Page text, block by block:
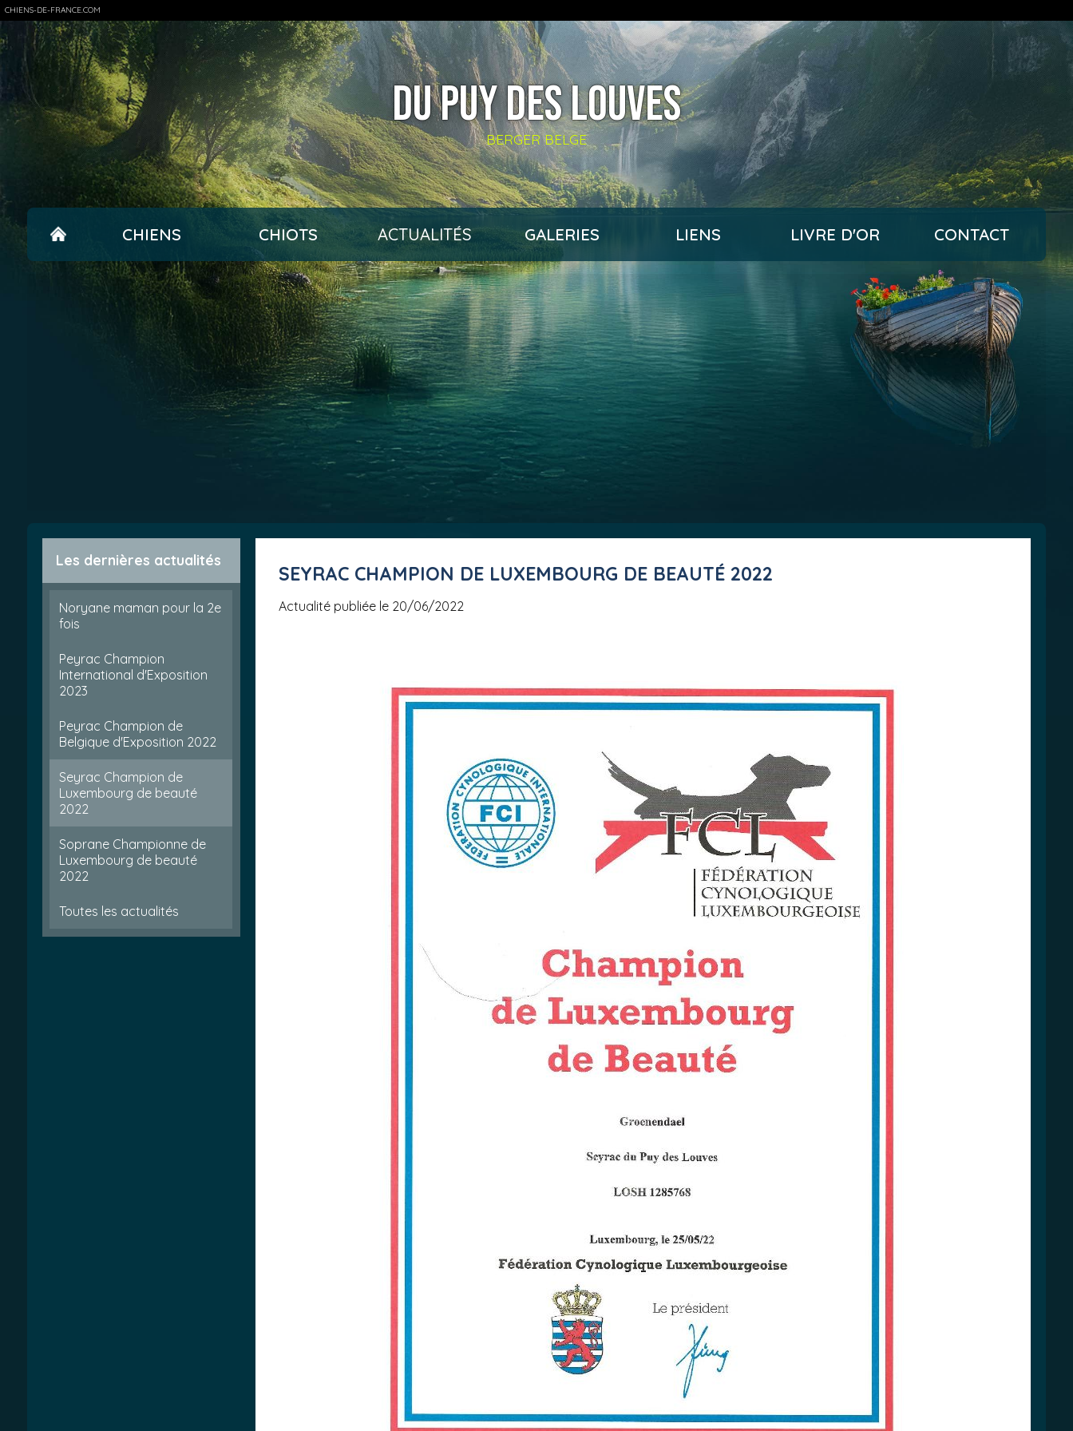
CHIENS-DE-FRANCE.COM
DU PUY DES LOUVES
BERGER BELGE
CHIENS CHIOTS ACTUALITÉS GALERIES LIENS LIVRE D'OR CONTACT
Les dernières actualités
Noryane maman pour la 2e
fois
Peyrac Champion
International d'Exposition
2023
Peyrac Champion de
Belgique d'Exposition 2022
Seyrac Champion de
Luxembourg de beauté
2022
Soprane Championne de
Luxembourg de beauté
2022
Toutes les actualités
SEYRAC CHAMPION DE LUXEMBOURG DE BEAUTÉ 2022
Actualité publiée le 20/06/2022